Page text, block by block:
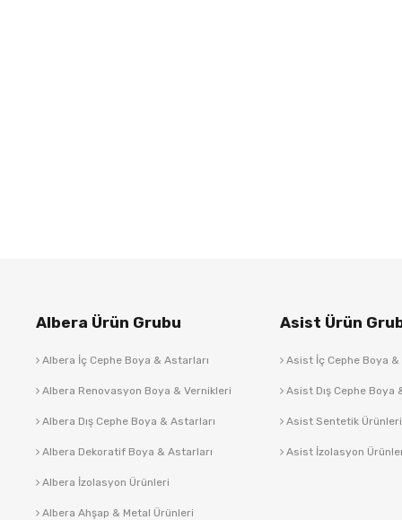
Albera Ürün Grubu
Albera İç Cephe Boya & Astarları
Albera Renovasyon Boya & Vernikleri
Albera Dış Cephe Boya & Astarları
Albera Dekoratif Boya & Astarları
Albera İzolasyon Ürünleri
Albera Ahşap & Metal Ürünleri
Asist Ürün
Asist İç Cephe Boya &
Asist Dış Cephe Boya
Asist Sentetik Ürünleri
Asist İzolasyon